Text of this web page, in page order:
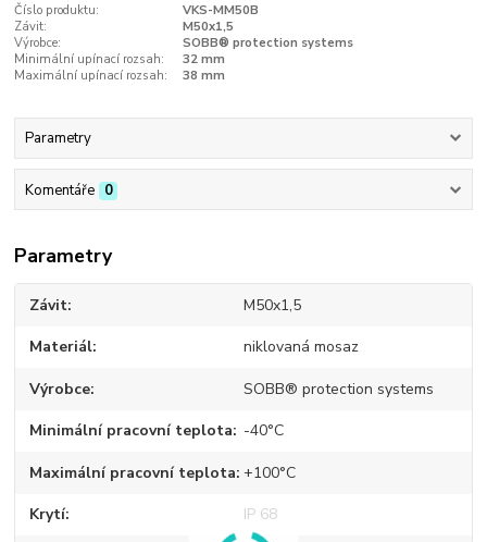
Číslo produktu:
VKS-MM50B
Závit:
M50x1,5
Výrobce:
SOBB® protection systems
Minimální upínací rozsah:
32 mm
Maximální upínací rozsah:
38 mm
Parametry
Komentáře 0
Parametry
Závit M50x1,5
Materiál niklovaná mosaz
Výrobce SOBB® protection systems
Minimální pracovní teplota -40°C
Maximální pracovní teplota +100°C
Krytí IP 68